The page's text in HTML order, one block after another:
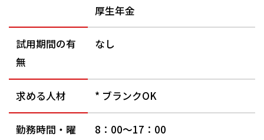
厚生年金
試用期間の有
無
なし
求める人材 * ブランクOK
勤務時間・曜 8：00～17：00